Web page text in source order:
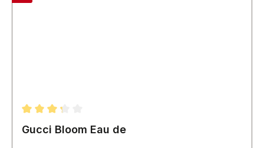
Durchschnittliche Bewertung von 3.33 von 5 Sternen
Gucci Bloom Eau de